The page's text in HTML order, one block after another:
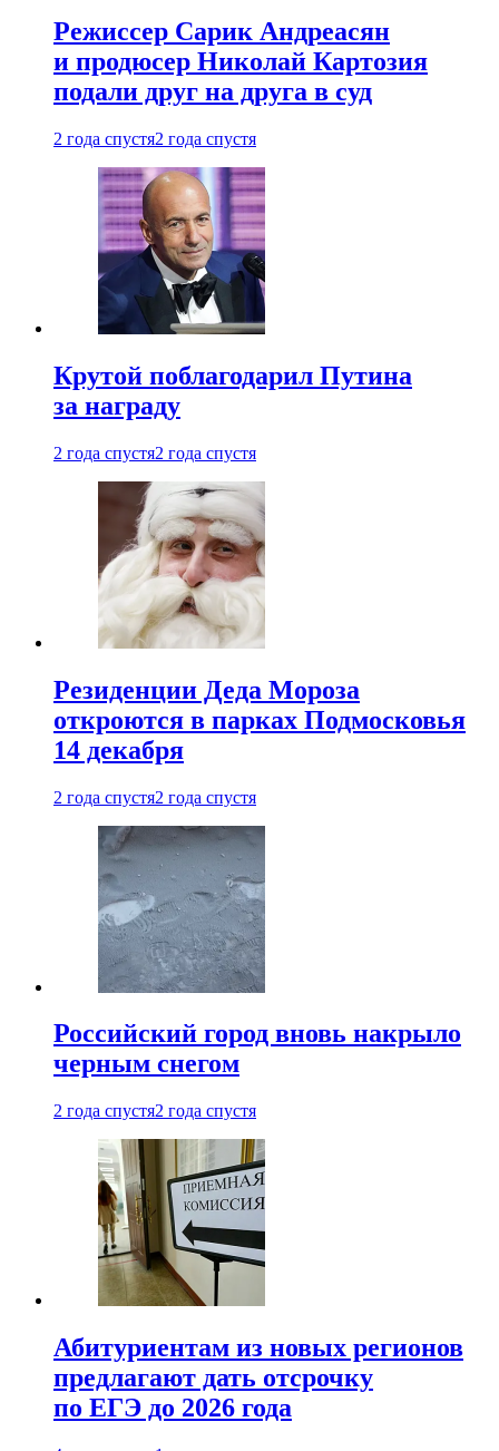
Режиссер Сарик Андреасян
и продюсер Николай Картозия
подали друг на друга в суд
2 года спустя2 года спустя
Крутой поблагодарил Путина
за награду
2 года спустя2 года спустя
Резиденции Деда Мороза
откроются в парках Подмосковья
14 декабря
2 года спустя2 года спустя
Российский город вновь накрыло
черным снегом
2 года спустя2 года спустя
Абитуриентам из новых регионов
предлагают дать отсрочку
по ЕГЭ до 2026 года